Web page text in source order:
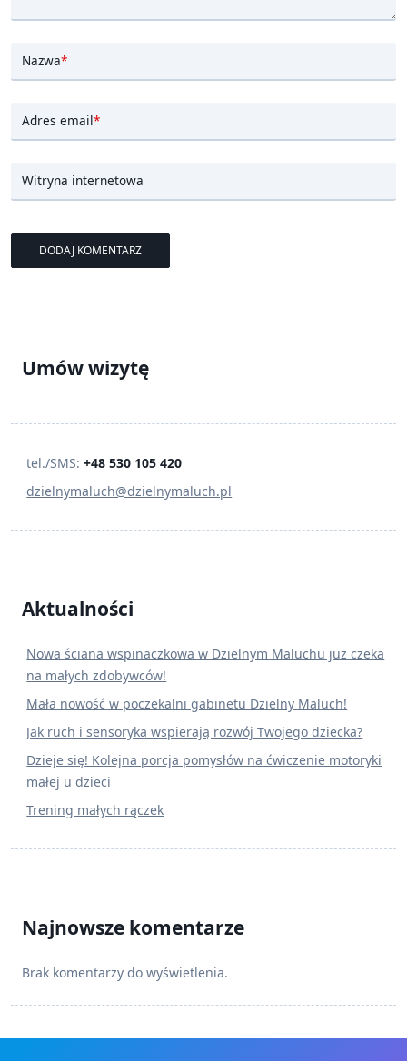
Nazwa*
Adres email*
Witryna internetowa
Umów wizytę
tel./SMS:+48 530 105 420
dzielnymaluch@dzielnymaluch.pl
Aktualności
Nowa ściana wspinaczkowa w Dzielnym Maluchu już czeka
na małych zdobywców!
Mała nowość w poczekalni gabinetu Dzielny Maluch!
Jak ruch i sensoryka wspierają rozwój Twojego dziecka?
Dzieje się! Kolejna porcja pomysłów na ćwiczenie motoryki
małej u dzieci
Trening małych rączek
Najnowsze komentarze
Brak komentarzy do wyświetlenia.